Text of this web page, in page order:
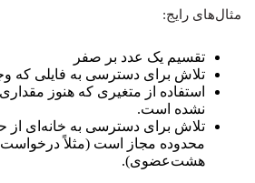
مثال‌های رایج:
تقسیم یک عدد بر صفر
تلاش برای دسترسی به فایلی که
استفاده از متغیری که هنوز
نشده است.
تلاش برای دسترسی به خانه‌ای از
محدوده مجاز است (مثلاً درخواست
هشت‌عضوی).